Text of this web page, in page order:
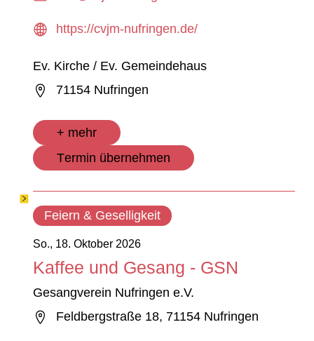
https://cvjm-nufringen.de/
Ev. Kirche / Ev. Gemeindehaus
71154 Nufringen
+ mehr
Termin übernehmen
So., 18. Oktober 2026
Kaffee und Gesang - GSN
Gesangverein Nufringen e.V.
Feldbergstraße 18, 71154 Nufringen
Feiern & Geselligkeit